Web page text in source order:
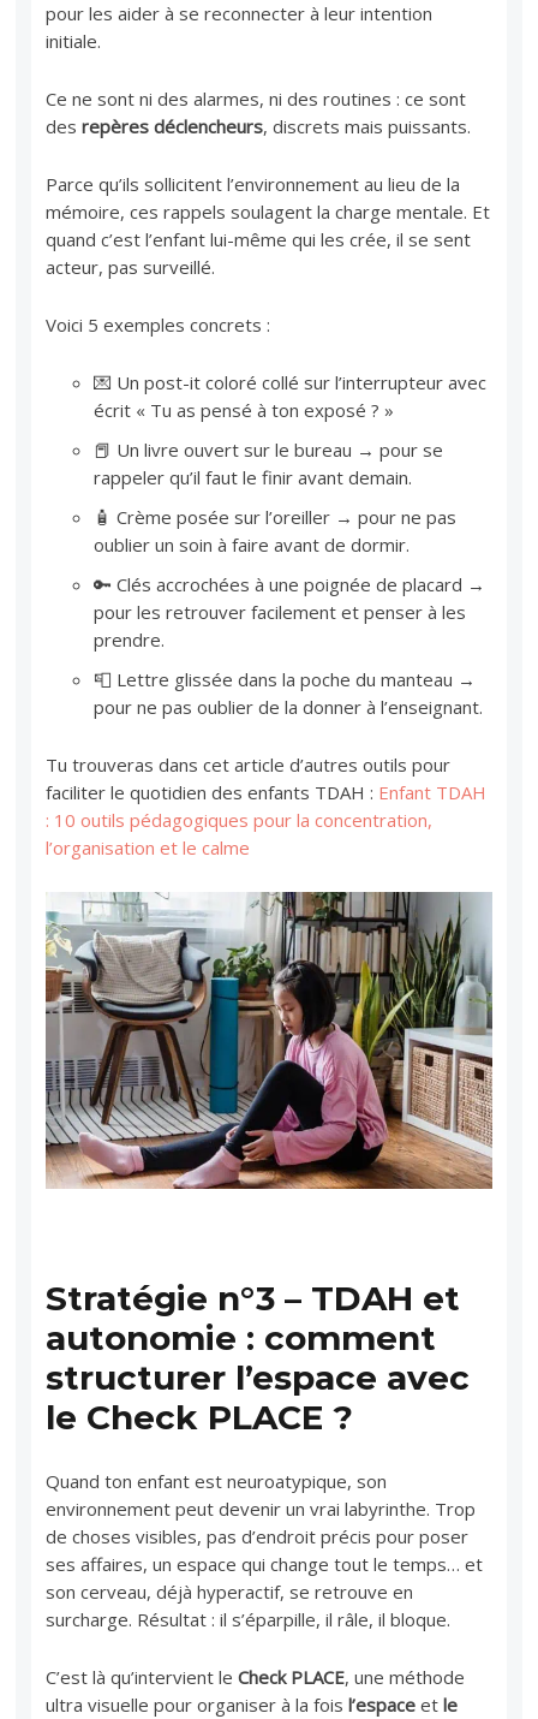
pour les aider à se reconnecter à leur intention
initiale.
Ce ne sont ni des alarmes, ni des routines : ce sont
desrepères déclencheurs, discrets mais puissants.
Parce qu’ils sollicitent l’environnement au lieu de la
mémoire, ces rappels soulagent la charge mentale. Et
quand c’est l’enfant lui-même qui les crée, il se sent
acteur, pas surveillé.
Voici 5 exemples concrets :
💌 Un post-it coloré collé sur l’interrupteur avec
écrit « Tu as pensé à ton exposé ? »
📕 Un livre ouvert sur le bureau → pour se
rappeler qu’il faut le finir avant demain.
🧴 Crème posée sur l’oreiller → pour ne pas
oublier un soin à faire avant de dormir.
🔑 Clés accrochées à une poignée de placard →
pour les retrouver facilement et penser à les
prendre.
📮 Lettre glissée dans la poche du manteau →
pour ne pas oublier de la donner à l’enseignant.
Tu trouveras dans cet article d’autres outils pour
faciliter le quotidien des enfants TDAH : Enfant TDAH
: 10 outils pédagogiques pour la concentration,
l’organisation et le calme
Stratégie n°3 – TDAH et
autonomie : comment
structurer l’espace avec
le Check PLACE ?
Quand ton enfant est neuroatypique, son
environnement peut devenir un vrai labyrinthe. Trop
de choses visibles, pas d’endroit précis pour poser
ses affaires, un espace qui change tout le temps… et
son cerveau, déjà hyperactif, se retrouve en
surcharge. Résultat : il s’éparpille, il râle, il bloque.
C’est là qu’intervient leCheck PLACE, une méthode
ultra visuelle pour organiser à la foisl’espace etle